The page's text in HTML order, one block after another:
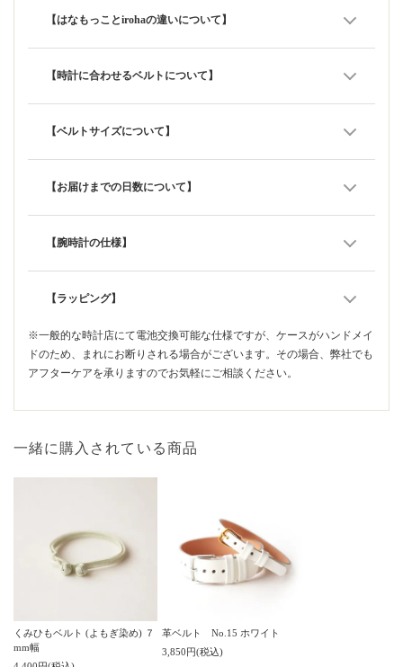
【はなもっことirohaの違いについて】
【時計に合わせるベルトについて】
【ベルトサイズについて】
【お届けまでの日数について】
【腕時計の仕様】
【ラッピング】
※一般的な時計店にて電池交換可能な仕様ですが、ケースがハンドメイ
ドのため、まれにお断りされる場合がございます。その場合、弊社でも
アフターケアを承りますのでお気軽にご相談ください。
一緒に購入されている商品
くみひもベルト (よもぎ染め) ７
mm幅
革ベルト No.15 ホワイト
3,850円(税込)